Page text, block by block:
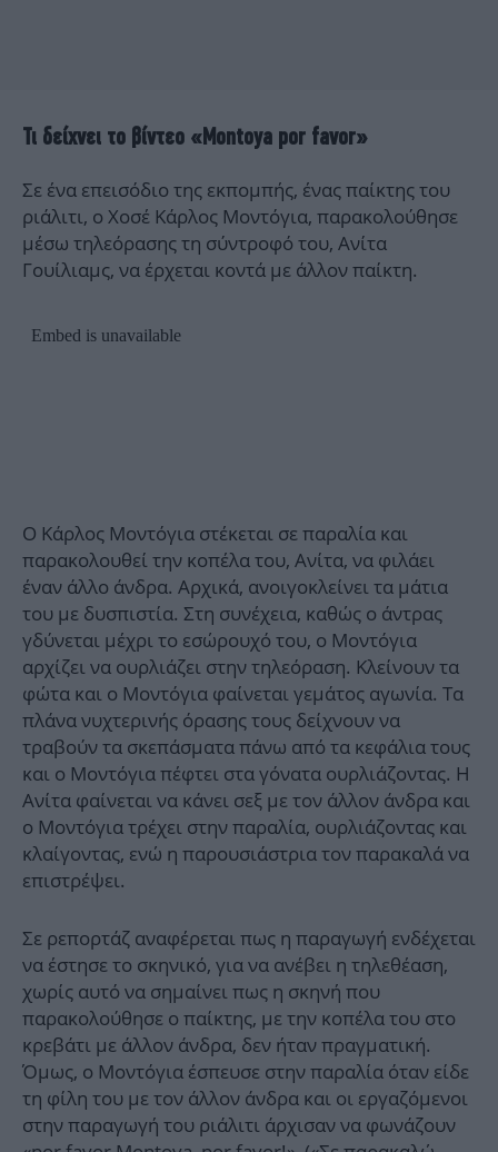
Τι δείχνει το βίντεο «Montoya por favor»
Σε ένα επεισόδιο της εκπομπής, ένας παίκτης του
ριάλιτι, ο Χοσέ Κάρλος Μοντόγια, παρακολούθησε
μέσω τηλεόρασης τη σύντροφό του, Ανίτα
Γουίλιαμς, να έρχεται κοντά με άλλον παίκτη.
Ο Κάρλος Μοντόγια στέκεται σε παραλία και
παρακολουθεί την κοπέλα του, Ανίτα, να φιλάει
έναν άλλο άνδρα. Αρχικά, ανοιγοκλείνει τα μάτια
του με δυσπιστία. Στη συνέχεια, καθώς ο άντρας
γδύνεται μέχρι το εσώρουχό του, ο Μοντόγια
αρχίζει να ουρλιάζει στην τηλεόραση. Κλείνουν τα
φώτα και ο Μοντόγια φαίνεται γεμάτος αγωνία. Τα
πλάνα νυχτερινής όρασης τους δείχνουν να
τραβούν τα σκεπάσματα πάνω από τα κεφάλια τους
και ο Μοντόγια πέφτει στα γόνατα ουρλιάζοντας. Η
Ανίτα φαίνεται να κάνει σεξ με τον άλλον άνδρα και
ο Μοντόγια τρέχει στην παραλία, ουρλιάζοντας και
κλαίγοντας, ενώ η παρουσιάστρια τον παρακαλά να
επιστρέψει.
Σε ρεπορτάζ αναφέρεται πως η παραγωγή ενδέχεται
να έστησε το σκηνικό, για να ανέβει η τηλεθέαση,
χωρίς αυτό να σημαίνει πως η σκηνή που
παρακολούθησε ο παίκτης, με την κοπέλα του στο
κρεβάτι με άλλον άνδρα, δεν ήταν πραγματική.
Όμως, ο Μοντόγια έσπευσε στην παραλία όταν είδε
τη φίλη του με τον άλλον άνδρα και οι εργαζόμενοι
στην παραγωγή του ριάλιτι άρχισαν να φωνάζουν